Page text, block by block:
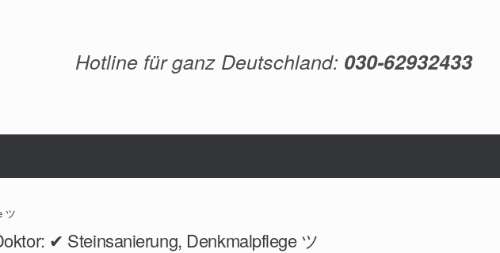
Hotline für ganz Deutschland: 030-62932433
ツ
✔ Steinsanierung, Denkmalpflege ツ